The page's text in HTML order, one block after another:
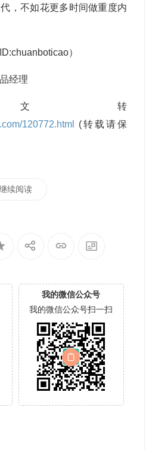
，不如花更多时间做重度内
）
经理
转
120772.html
(转载请保
续阅读
我的微信公众号
我的微信公众号扫一扫